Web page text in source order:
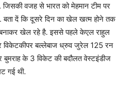
जिसकी वजह से भारत को मेहमान टीम पर
दें कि दूसरे दिन का खेल खत्म होने तक
खेल रहे है. इससे पहले केएल राहुल
बल्लेबाज ध्रुव जुरेल 125 रन
के 3 विकेट की बदौलत वेस्टइंडीज
गई थी.